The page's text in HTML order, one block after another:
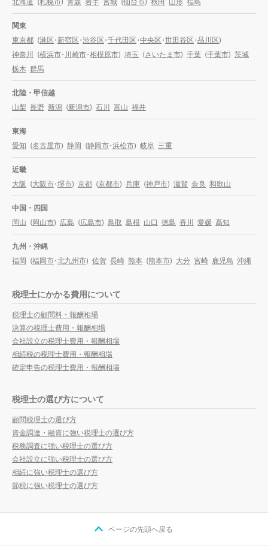
関東
東京都 (港区・新宿区・渋谷区・千代田区・中央区・世田谷区・品川区)
神奈川 (横浜市・川崎市・相模原市) 埼玉 (さいたま市) 千葉 (千葉市) 茨城
栃木 群馬
北陸・甲信越
山梨 長野 新潟 (新潟市) 石川 富山 福井
東海
愛知 (名古屋市) 静岡 (静岡市・浜松市) 岐阜 三重
近畿
大阪 (大阪市・堺市) 京都 (京都市) 兵庫 (神戸市) 滋賀 奈良 和歌山
中国・四国
岡山 (岡山市) 広島 (広島市) 鳥取 島根 山口 徳島 香川 愛媛 高知
九州・沖縄
福岡 (福岡市・北九州市) 佐賀 長崎 熊本 (熊本市) 大分 宮崎 鹿児島 沖縄
税理士にかかる費用について
税理士の顧問料・報酬相場
決算の税理士費用・報酬相場
会社設立の税理士費用・報酬相場
相続税の税理士費用・報酬相場
確定申告の税理士費用・報酬相場
税理士の選び方について
顧問税理士の選び方
資金調達・融資に強い税理士の選び方
税務調査に強い税理士の選び方
会社設立に強い税理士の選び方
相続に強い税理士の選び方
節税に強い税理士の選び方
ページの先頭へ戻る